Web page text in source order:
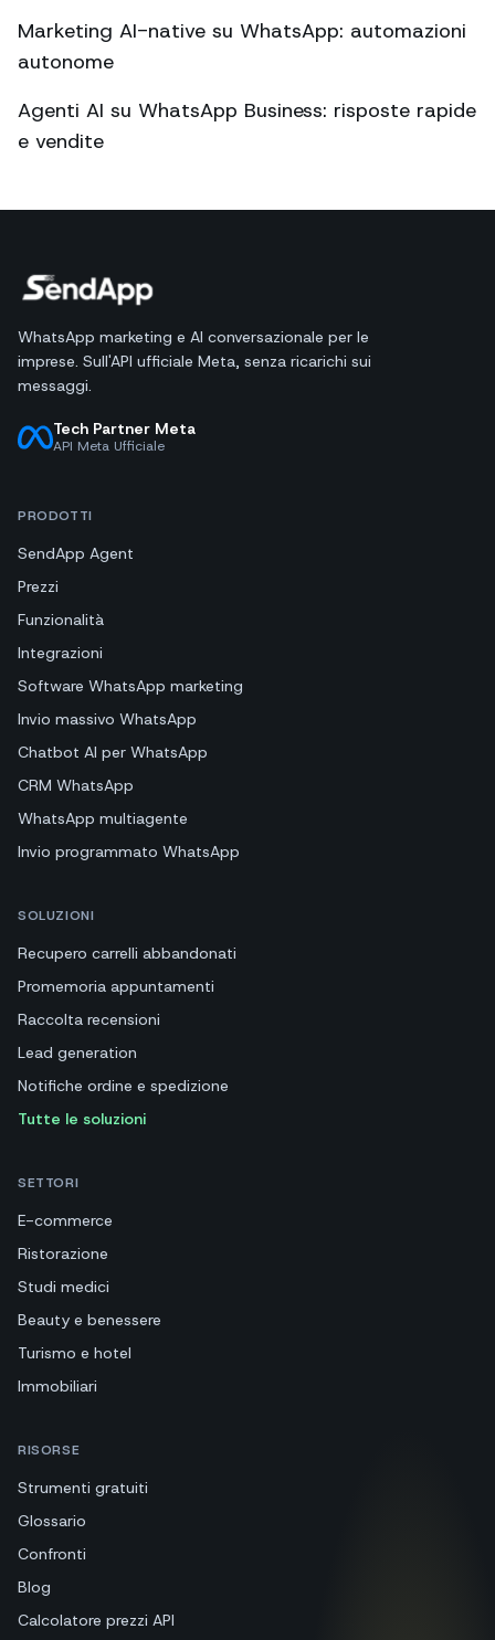
Marketing AI-native su WhatsApp: automazioni
autonome
Agenti AI su WhatsApp Business: risposte rapide
e vendite
WhatsApp marketing e AI conversazionale per le
imprese. Sull'API ufficiale Meta, senza ricarichi sui
messaggi.
Tech Partner Meta
API Meta Ufficiale
PRODOTTI
SendApp Agent
Prezzi
Funzionalità
Integrazioni
Software WhatsApp marketing
Invio massivo WhatsApp
Chatbot AI per WhatsApp
CRM WhatsApp
WhatsApp multiagente
Invio programmato WhatsApp
SOLUZIONI
Recupero carrelli abbandonati
Promemoria appuntamenti
Raccolta recensioni
Lead generation
Notifiche ordine e spedizione
Tutte le soluzioni
SETTORI
E-commerce
Ristorazione
Studi medici
Beauty e benessere
Turismo e hotel
Immobiliari
RISORSE
Strumenti gratuiti
Glossario
Confronti
Blog
Calcolatore prezzi API